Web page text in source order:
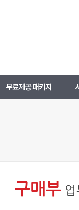
구매부